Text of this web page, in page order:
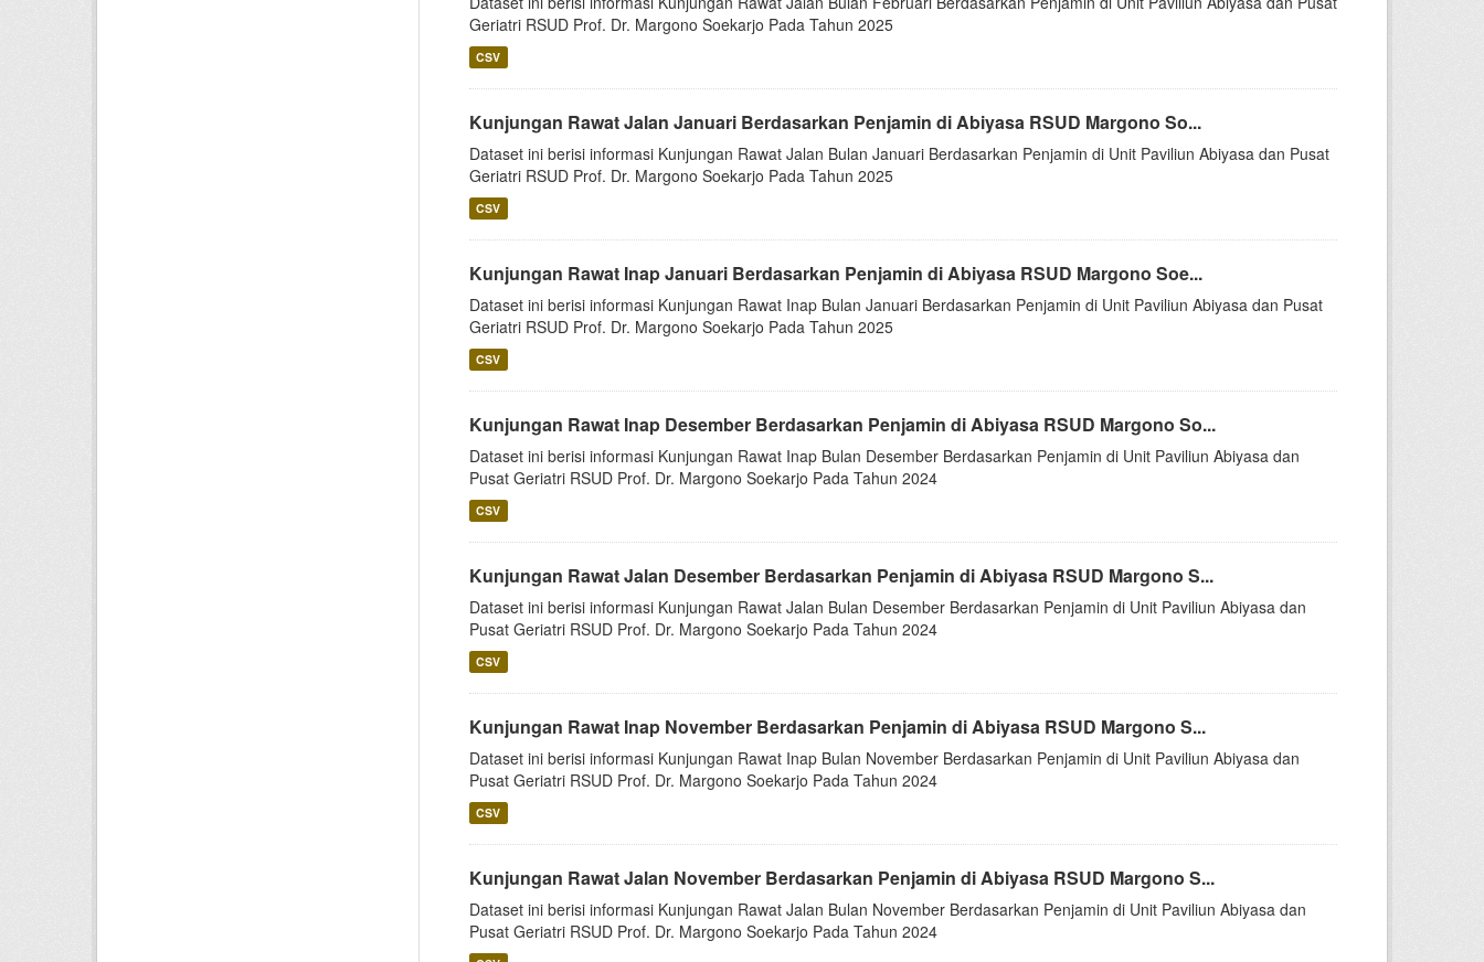
Geriatri RSUD Prof. Dr. Margono Soekarjo Pada Tahun 2025
CSV
Kunjungan Rawat Jalan Januari Berdasarkan Penjamin di Abiyasa RSUD Margono So...
Dataset ini berisi informasi Kunjungan Rawat Jalan Bulan Januari Berdasarkan Penjamin di Unit Paviliun Abiyasa dan Pusat
Geriatri RSUD Prof. Dr. Margono Soekarjo Pada Tahun 2025
CSV
Kunjungan Rawat Inap Januari Berdasarkan Penjamin di Abiyasa RSUD Margono Soe...
Dataset ini berisi informasi Kunjungan Rawat Inap Bulan Januari Berdasarkan Penjamin di Unit Paviliun Abiyasa dan Pusat
Geriatri RSUD Prof. Dr. Margono Soekarjo Pada Tahun 2025
CSV
Kunjungan Rawat Inap Desember Berdasarkan Penjamin di Abiyasa RSUD Margono So...
Dataset ini berisi informasi Kunjungan Rawat Inap Bulan Desember Berdasarkan Penjamin di Unit Paviliun Abiyasa dan
Pusat Geriatri RSUD Prof. Dr. Margono Soekarjo Pada Tahun 2024
CSV
Kunjungan Rawat Jalan Desember Berdasarkan Penjamin di Abiyasa RSUD Margono S...
Dataset ini berisi informasi Kunjungan Rawat Jalan Bulan Desember Berdasarkan Penjamin di Unit Paviliun Abiyasa dan
Pusat Geriatri RSUD Prof. Dr. Margono Soekarjo Pada Tahun 2024
CSV
Kunjungan Rawat Inap November Berdasarkan Penjamin di Abiyasa RSUD Margono S...
Dataset ini berisi informasi Kunjungan Rawat Inap Bulan November Berdasarkan Penjamin di Unit Paviliun Abiyasa dan
Pusat Geriatri RSUD Prof. Dr. Margono Soekarjo Pada Tahun 2024
CSV
Kunjungan Rawat Jalan November Berdasarkan Penjamin di Abiyasa RSUD Margono S...
Dataset ini berisi informasi Kunjungan Rawat Jalan Bulan November Berdasarkan Penjamin di Unit Paviliun Abiyasa dan
Pusat Geriatri RSUD Prof. Dr. Margono Soekarjo Pada Tahun 2024